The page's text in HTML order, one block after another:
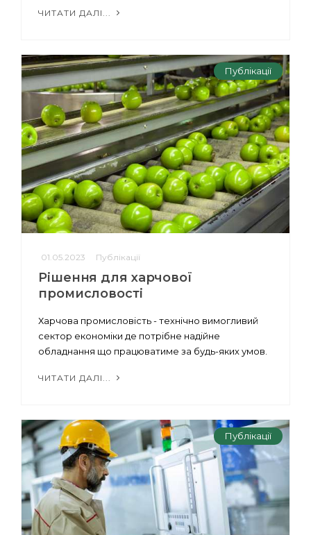
ЧИТАТИ ДАЛІ...
Публікації
01.05.2023 Публікації
Рішення для харчової
промисловості
Харчова промисловість - технічно вимогливий
сектор економіки де потрібне надійне
обладнання що працюватиме за будь-яких умов.
ЧИТАТИ ДАЛІ...
Публікації